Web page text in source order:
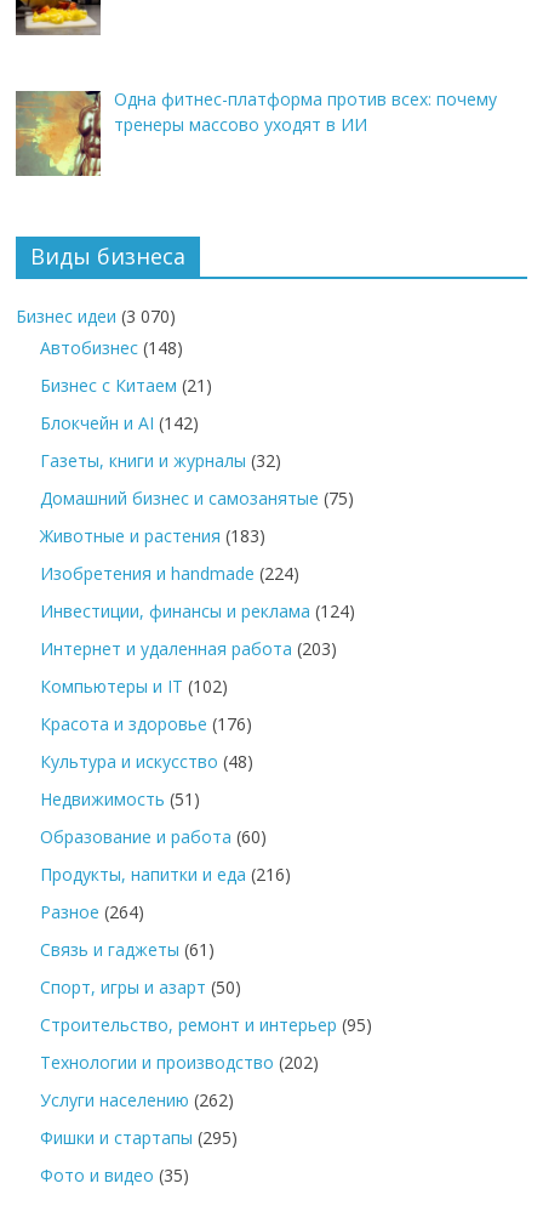
Одна фитнес-платформа против всех: почему
тренеры массово уходят в ИИ
Виды бизнеса
Бизнес идеи (3 070)
Автобизнес (148)
Бизнес с Китаем (21)
Блокчейн и AI (142)
Газеты, книги и журналы (32)
Домашний бизнес и самозанятые (75)
Животные и растения (183)
Изобретения и handmade (224)
Инвестиции, финансы и реклама (124)
Интернет и удаленная работа (203)
Компьютеры и IT (102)
Красота и здоровье (176)
Культура и искусство (48)
Недвижимость (51)
Образование и работа (60)
Продукты, напитки и еда (216)
Разное (264)
Связь и гаджеты (61)
Спорт, игры и азарт (50)
Строительство, ремонт и интерьер (95)
Технологии и производство (202)
Услуги населению (262)
Фишки и стартапы (295)
Фото и видео (35)